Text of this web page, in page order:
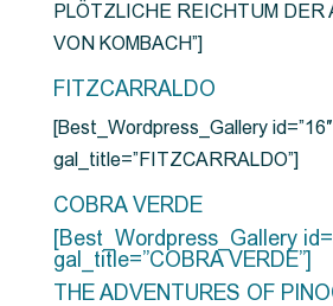
PLÖTZLICHE REICHTUM DER
VON KOMBACH”]
FITZCARRALDO
[Best_Wordpress_Gallery id=”16″
gal_title=”FITZCARRALDO”]
COBRA VERDE
[Best_Wordpress_Gallery
gal_title=”COBRA VERDE”]
THE ADVENTURES OF